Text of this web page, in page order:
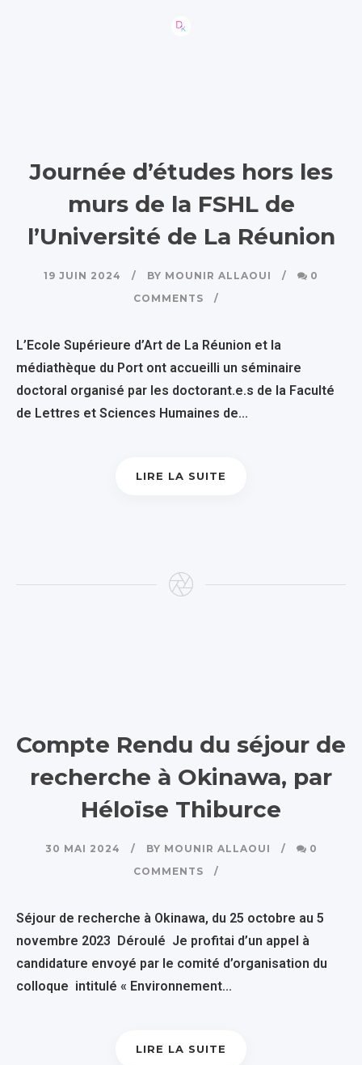
Journée d’études hors les
murs de la FSHL de
l’Université de La Réunion
19 JUIN 2024 BY MOUNIR ALLAOUI
0
COMMENTS
L’Ecole Supérieure d’Art de La Réunion et la
médiathèque du Port ont accueilli un séminaire
doctoral organisé par les doctorant.e.s de la Faculté
de Lettres et Sciences Humaines de...
LIRE LA SUITE
Compte Rendu du séjour de
recherche à Okinawa, par
Héloïse Thiburce
30 MAI 2024 BY MOUNIR ALLAOUI
0
COMMENTS
Séjour de recherche à Okinawa, du 25 octobre au 5
novembre 2023 Déroulé Je profitai d’un appel à
candidature envoyé par le comité d’organisation du
colloque intitulé « Environnement...
LIRE LA SUITE